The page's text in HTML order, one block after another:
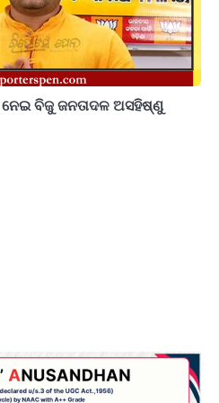
ବିଜୁ ଜନତାଦଳ ଅସହିଷ୍ଣୁ